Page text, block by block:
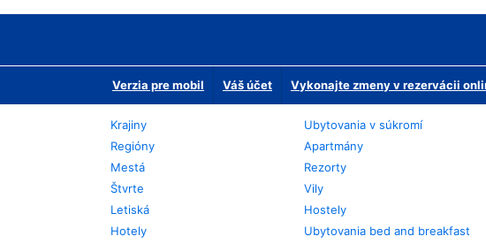
Verzia pre mobil Váš účet Vykonajte zmeny v rezervácii
Krajiny
Regióny
Mestá
Štvrte
Letiská
Hotely
Ubytovania v súkromí
Apartmány
Rezorty
Vily
Hostely
Ubytovania bed and breakfast